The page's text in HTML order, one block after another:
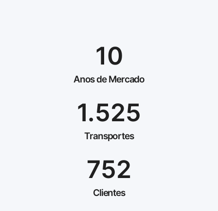
Anos de Mercado
10
Transportes
1.525
Clientes
752